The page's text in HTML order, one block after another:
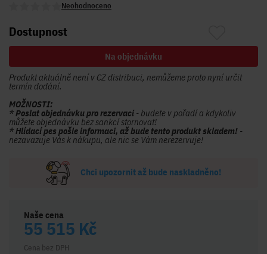
Neohodnoceno
Dostupnost
Na objednávku
Produkt aktuálně není v CZ distribuci, nemůžeme proto nyní určit
termín dodání.
MOŽNOSTI:
* Poslat objednávku pro rezervaci - budete v pořadí a kdykoliv
můžete objednávku bez sankcí stornovat!
* Hlídací pes pošle informaci, až bude tento produkt skladem! -
nezavazuje Vás k nákupu, ale nic se Vám nerezervuje!
Chci upozornit až bude naskladněno!
Naše cena
55 515 Kč
Cena bez DPH